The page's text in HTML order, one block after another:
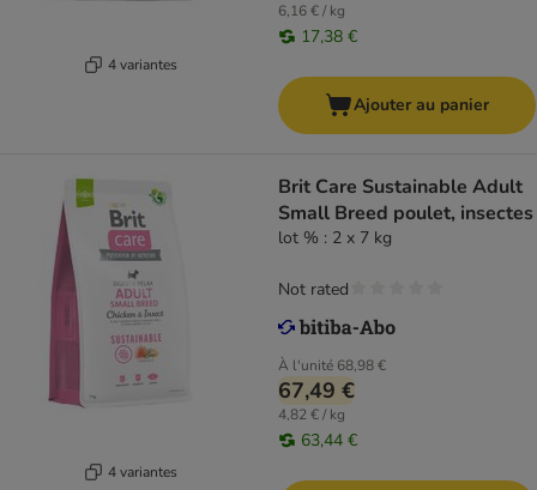
4 variantes
6,16 € / kg
17,38 €
Ajouter au panier
4 variantes
Brit Care Sustainable Adult
Small Breed poulet, insectes
lot % : 2 x 7 kg
À l'unité 68,98 €
67,49 €
4,82 € / kg
63,44 €
Not rated